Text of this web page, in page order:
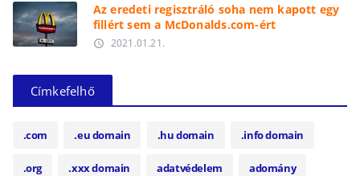
Az eredeti regisztráló soha nem kapott egy
fillért sem a McDonalds.com-ért
access_time 2021.01.21.
Címkefelhő
.com .eu domain .hu domain .info domain
.org .xxx domain adatvédelem adomány